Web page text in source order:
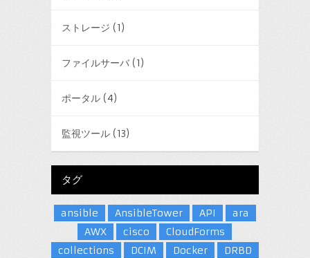
ストレージ (1)
ファイルサーバ(1)
ポータル(4)
監視ツール(13)
タグ
ansible AnsibleTower API
ara
AWX
cisco
CloudForms
collections
DCIM Docker
DRBD